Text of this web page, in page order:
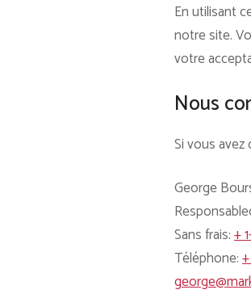
En utilisant
notre site.
votre
Nous
Si vous
George
Sans frais:+
Téléphone: